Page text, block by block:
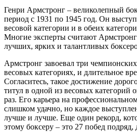
Генри Армстронг – великолепный
период с 1931 по 1945 год. Он
весовой категории и в обеих
Многие эксперты считают
лучших, ярких и талантливых
Армстронг завоевал три чемпионских
весовых категориях, и длительное
Согласитесь, такое достижение
титул в одной из весовых категорий
раз. Его карьера на
слишком удачно, но каждое
лучше и лучше. Еще один рекорд,
этому боксеру – это 27 побед